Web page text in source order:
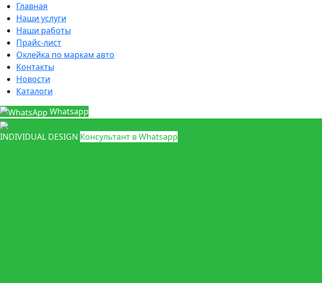
Главная
Наши услуги
Наши работы
Прайс-лист
Оклейка по маркам авто
Контакты
Новости
Каталоги
Whatsapp
INDIVIDUAL DESIGN Консультант в Whatsapp